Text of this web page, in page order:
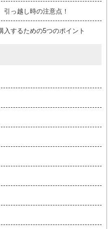
っ越し時の注意点！
入するための5つのポイント